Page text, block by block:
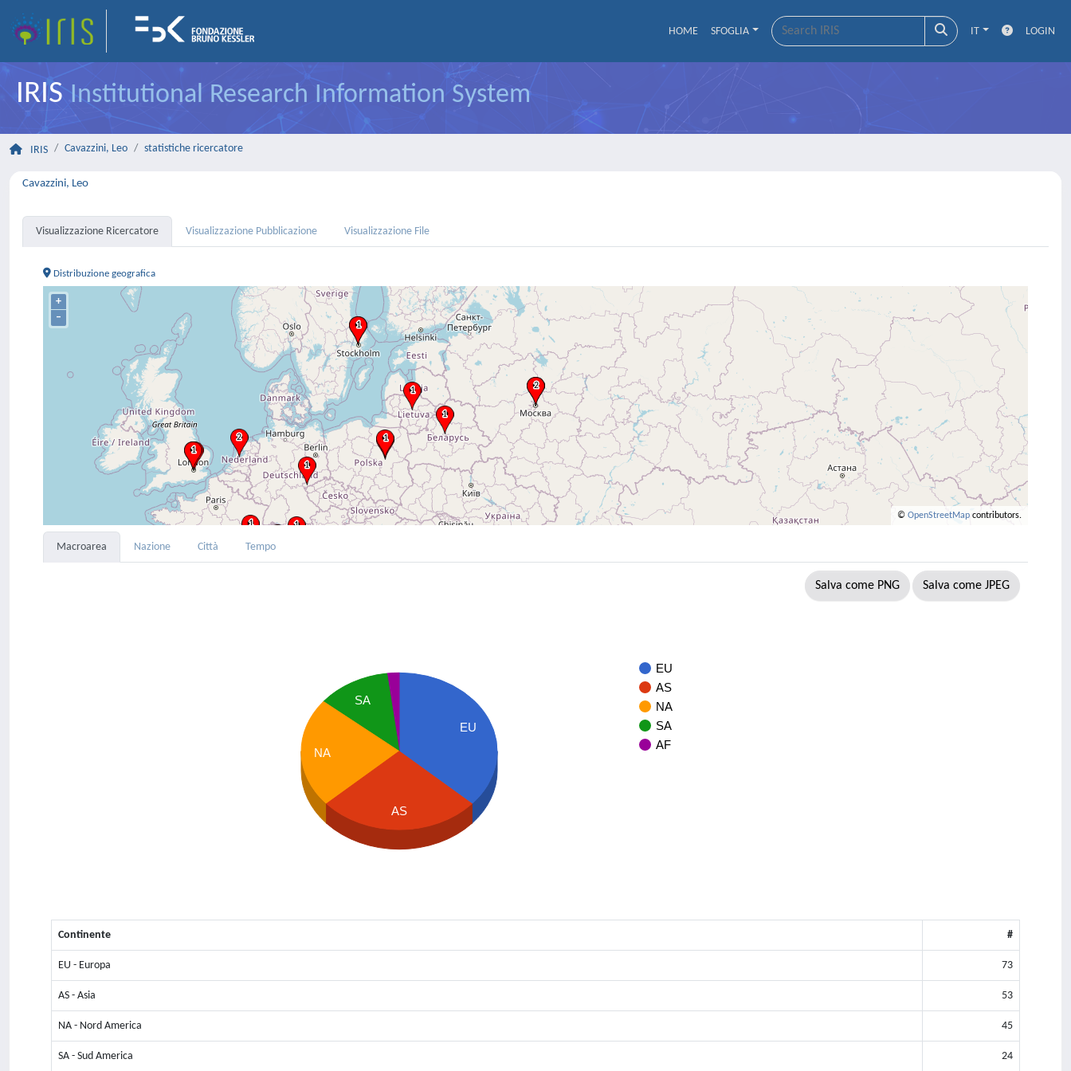
HOME SFOGLIA IT LOGIN
IRISInstitutional Research Information System
IRIS Cavazzini, Leo statistiche ricercatore
Cavazzini, Leo
Visualizzazione Ricercatore Visualizzazione Pubblicazione Visualizzazione File
Distribuzione geografica
+
–
© OpenStreetMap contributors.
Macroarea Nazione Città Tempo
Salva come PNG Salva come JPEG
EU
AS
NA
SA
AF
EU
SA
NA
AS
Continente #
EU - Europa 73
AS - Asia 53
NA - Nord America 45
SA - Sud America 24